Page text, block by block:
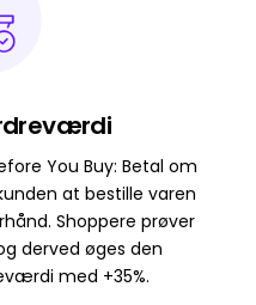
You Buy: Betal om
at bestille varen
Shoppere prøver
derved øges den
med +35%.